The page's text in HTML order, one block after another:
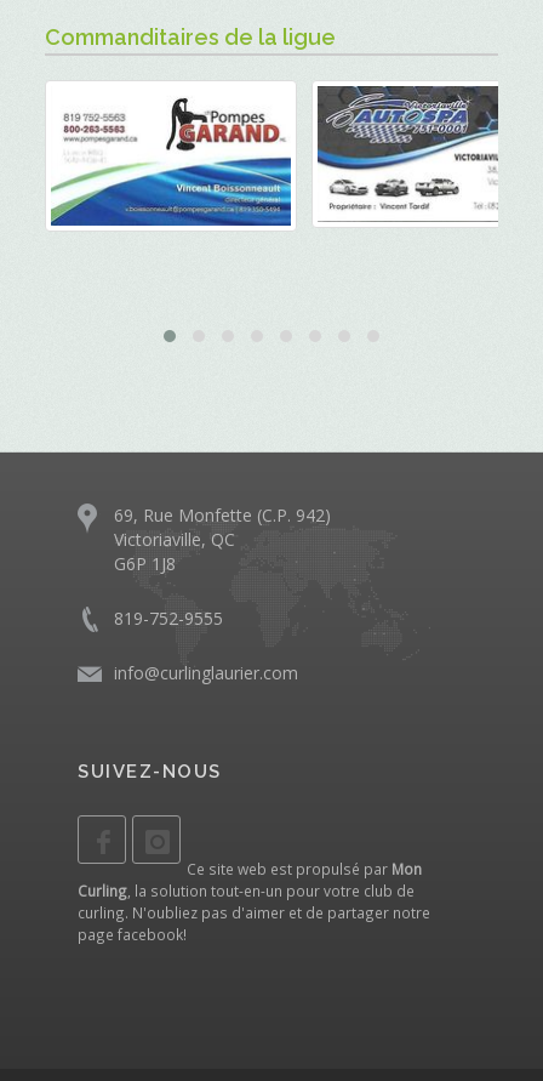
Commanditaires de la ligue
69, Rue Monfette (C.P. 942)
Victoriaville, QC
G6P 1J8
819-752-9555
info@curlinglaurier.com
SUIVEZ-NOUS
Ce site web est propulsé par Mon
Curling , la solution tout-en-un pour votre club de
curling. N'oubliez pas d'aimer et de partager notre
page facebook!